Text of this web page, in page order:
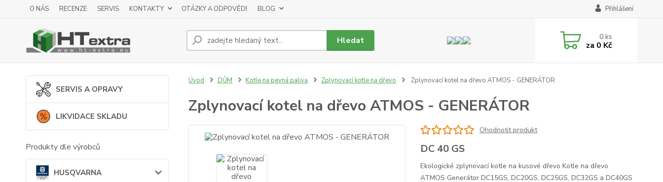
O NÁS RECENZE SERVIS KONTAKTY OTÁZKY A ODPOVĚDI BLOG Přihlášení
Hledat 0ks
za 0 Kč
SERVIS A OPRAVY
LIKVIDACE SKLADU
Produkty dle výrobců
HUSQVARNA
Úvod DŮM Kotle na pevná paliva Zplynovací kotle na dřevo Zplynovací kotel na dřevo ATMOS - GENERÁTOR
Zplynovací kotel na dřevo ATMOS - GENERÁTOR
Ohodnotit produkt
DC 40 GS
Ekologické zplynovací kotle na kusové dřevo Kotle na dřevo
ATMOS Generátor DC15GS, DC20GS, DC25GS, DC32GS a DC40GS